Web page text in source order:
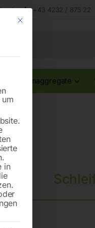
+43 4232 / 875 22
Stromaggregate
Mit diesem Button wird
in